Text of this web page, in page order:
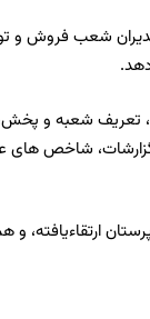
شعب فروش و
تعریف شعبه و
شاخص
ارتقاءیافته،